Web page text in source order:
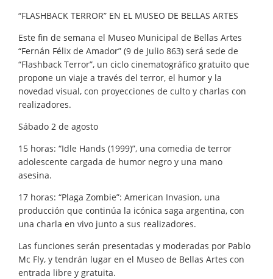
“FLASHBACK TERROR” EN EL MUSEO DE BELLAS ARTES
Este fin de semana el Museo Municipal de Bellas Artes
“Fernán Félix de Amador” (9 de Julio 863) será sede de
“Flashback Terror”, un ciclo cinematográfico gratuito que
propone un viaje a través del terror, el humor y la
novedad visual, con proyecciones de culto y charlas con
realizadores.
Sábado 2 de agosto
15 horas: “Idle Hands (1999)”, una comedia de terror
adolescente cargada de humor negro y una mano
asesina.
17 horas: “Plaga Zombie”: American Invasion, una
producción que continúa la icónica saga argentina, con
una charla en vivo junto a sus realizadores.
Las funciones serán presentadas y moderadas por Pablo
Mc Fly, y tendrán lugar en el Museo de Bellas Artes con
entrada libre y gratuita.